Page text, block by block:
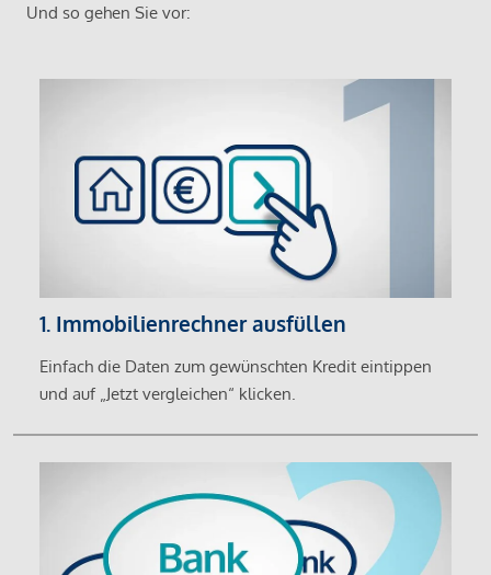
Und so gehen Sie vor:
1. Immobilienrechner ausfüllen
Einfach die Daten zum gewünschten Kredit eintippen
und auf „Jetzt vergleichen“ klicken.